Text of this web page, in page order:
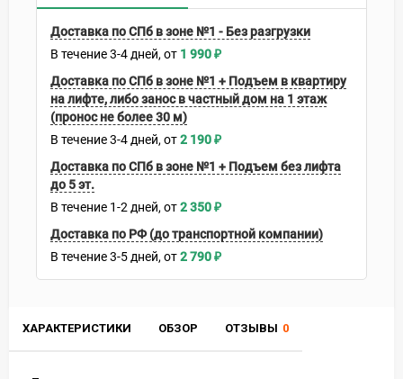
ХАРАКТЕРИСТИКИ ОБЗОР ОТЗЫВЫ 0
Доставка по СПб в зоне №1 - Без разгрузки
В течение3-4 дней 1 990₽
Доставка по СПб в зоне №1 + Подъем в квартиру
на лифте, либо занос в частный дом на 1 этаж
(пронос не более 30 м)
В течение3-4 дней 2 190₽
Доставка по СПб в зоне №1 + Подъем без лифта
до 5 эт.
В течение 1-2 дней 2 350₽
Доставка по РФ (до транспортной компании)
В течение3-5 дней 2 790₽